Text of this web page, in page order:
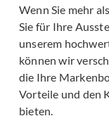
Wenn Sie mehr
Sie für Ihre
unserem
können wir
die Ihre
Vorteile und den
bieten.